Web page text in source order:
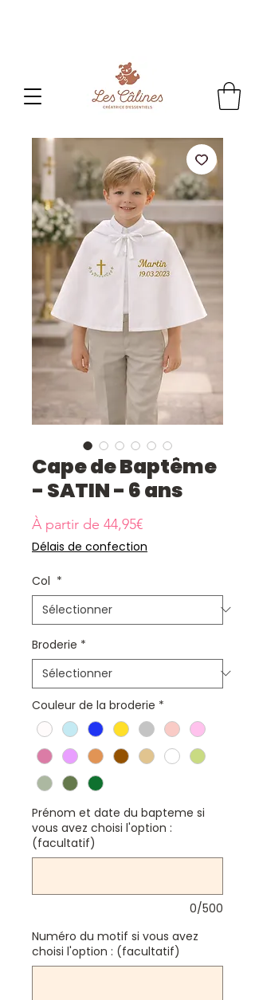
Cape de Baptême
- SATIN - 6 ans
À partir de 44,95€Prix
promotionnel
Délais de confection
Col *
Broderie *
Couleur de la broderie *
Prénom et date du bapteme si
vous avez choisi l'option :
(facultatif)
0/500
Numéro du motif si vous avez
choisi l'option : (facultatif)